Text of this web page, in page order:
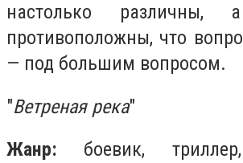
настолько различны,
противоположны, что
— под большим вопросом.
"Ветреная река"
Жанр: боевик,